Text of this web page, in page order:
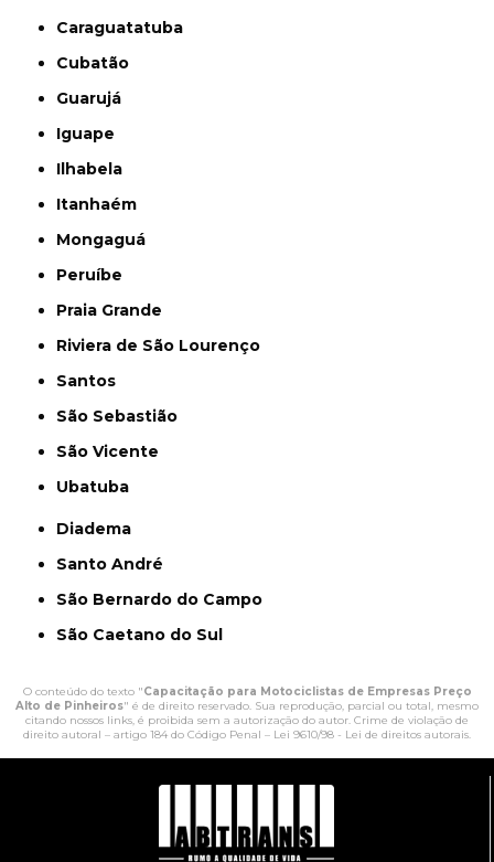
Caraguatatuba
Cubatão
Guarujá
Iguape
Ilhabela
Itanhaém
Mongaguá
Peruíbe
Praia Grande
Riviera de São Lourenço
Santos
São Sebastião
São Vicente
Ubatuba
Diadema
Santo André
São Bernardo do Campo
São Caetano do Sul
O conteúdo do texto "Capacitação para Motociclistas de Empresas Preço
Alto de Pinheiros" é de direito reservado. Sua reprodução, parcial ou total, mesmo
citando nossos links, é proibida sem a autorização do autor. Crime de violação de
direito autoral – artigo 184 do Código Penal – Lei 9610/98 - Lei de direitos autorais.